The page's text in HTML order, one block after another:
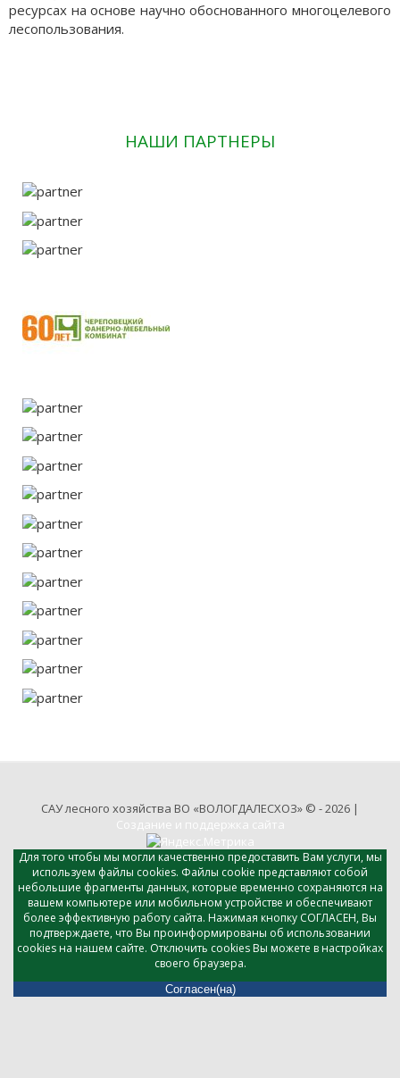
ресурсах на основе научно обоснованного многоцелевого
лесопользования.
НАШИ ПАРТНЕРЫ
САУ лесного хозяйства ВО «ВОЛОГДАЛЕСХОЗ» © - 2026 |
Создание и поддержка сайта
Для того чтобы мы могли качественно предоставить Вам услуги, мы
используем файлы cookies. Файлы cookie представляют собой
небольшие фрагменты данных, которые временно сохраняются на
вашем компьютере или мобильном устройстве и обеспечивают
более эффективную работу сайта. Нажимая кнопку СОГЛАСЕН, Вы
подтверждаете, что Вы проинформированы об использовании
cookies на нашем сайте. Отключить cookies Вы можете в настройках
своего браузера.
Согласен(на)